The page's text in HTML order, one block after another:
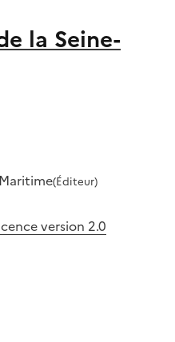
la Seine-
(Éditeur)
version 2.0